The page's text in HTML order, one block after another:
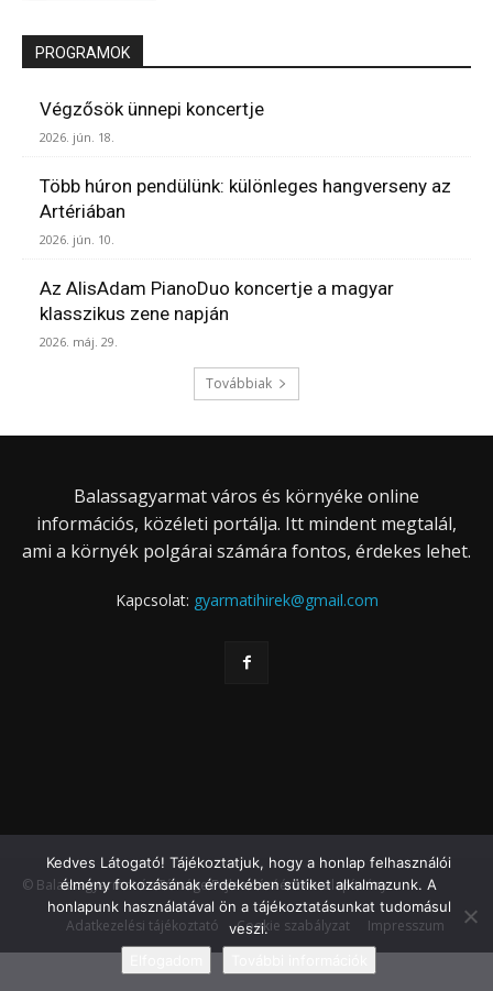
PROGRAMOK
Végzősök ünnepi koncertje
2026. jún. 18.
Több húron pendülünk: különleges hangverseny az
Artériában
2026. jún. 10.
Az AlisAdam PianoDuo koncertje a magyar
klasszikus zene napján
2026. máj. 29.
Továbbiak
Balassagyarmat város és környéke online
információs, közéleti portálja. Itt mindent megtalál,
ami a környék polgárai számára fontos, érdekes lehet.
Kapcsolat: gyarmatihirek@gmail.com
© Balassagyarmat és Térsége Fejlesztéséért Közalapítvány
Adatkezelési tájékoztató Cookie szabályzat Impresszum
Kedves Látogató! Tájékoztatjuk, hogy a honlap felhasználói
élmény fokozásának érdekében sütiket alkalmazunk. A
honlapunk használatával ön a tájékoztatásunkat tudomásul
veszi.